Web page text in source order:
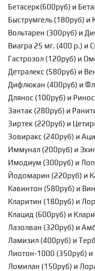
Бетасерк(600руб) и
Быструмгель (180руб) и
Вольтарен (300руб) и
Виагра 25 мг. (400 р.) и
Гастрозол (120руб) и
Детралекс (580руб) и
Дифлюкан (400руб) и
Длянос (100руб) и
Зантак (280руб) и
Зиртек (220руб) и
Зовиракс (240руб) и
Иммунал (200руб) и
Имодиум (300руб) и
Йодомарин (220руб) и
Кавинтон (580руб) и
Кларитин (180руб) и
Клацид (600руб) и
Лазолван (320руб) и
Ламизил (400руб) и
Лиотон-1000 (350руб) и
Ломилан (150руб) и